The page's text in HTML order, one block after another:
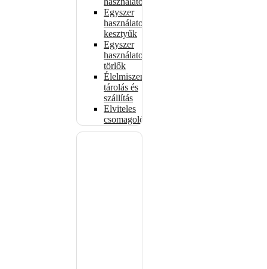
Egyszer
használatos
kesztyűk
Egyszer
használatos
törlők
Élelmiszer-
tárolás és
szállítás
Elviteles
csomagolóanyagok